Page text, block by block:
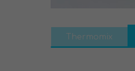
Thermomix